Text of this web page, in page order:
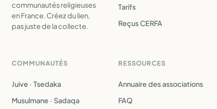
communautés religieuses
en France. Créez du lien,
pas juste de la collecte.
Tarifs
Reçus CERFA
COMMUNAUTÉS
Juive · Tsedaka
Musulmane · Sadaqa
RESSOURCES
Annuaire des associations
FAQ